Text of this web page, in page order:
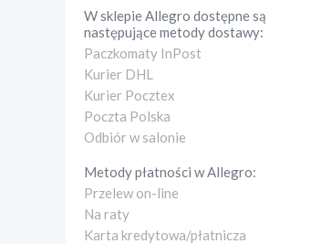
W sklepieAllegro dostępne są
następujące metody dostawy:
Paczkomaty InPost
Kurier DHL
Kurier Pocztex
Poczta Polska
Odbiór w salonie
Metody płatności wAllegro:
Przelew on-line
Na raty
Karta kredytowa/płatnicza